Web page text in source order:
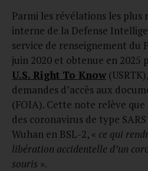
Parmi les révélations les plus
interne de la Defense
service de renseignement du
juin 2020 et obtenue en 2025
U.S. Right To Know
demandes d’accès aux
(FOIA). Cette note relève que
des coronavirus de type
Wuhan en BSL-2, « ce qui
libération accidentelle d’un
souris ».